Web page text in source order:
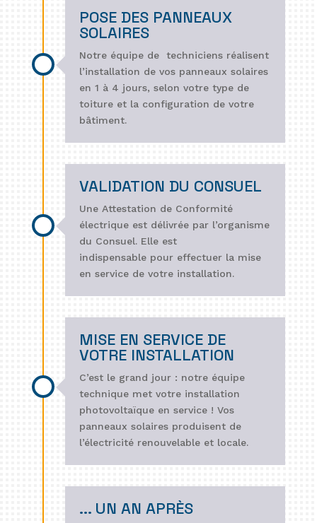
POSE DES PANNEAUX
SOLAIRES
Notre équipe de techniciens réalisent
l’installation de vos panneaux solaires
en 1 à 4 jours, selon votre type de
toiture et la configuration de votre
bâtiment.
VALIDATION DU CONSUEL
Une Attestation de Conformité
électrique est délivrée par l’organisme
du Consuel. Elle est
indispensable pour effectuer la mise
en service de votre installation.
MISE EN SERVICE DE
VOTRE INSTALLATION
C’est le grand jour : notre équipe
technique met votre installation
photovoltaïque en service ! Vos
panneaux solaires produisent de
l’électricité renouvelable et locale.
... UN AN APRÈS